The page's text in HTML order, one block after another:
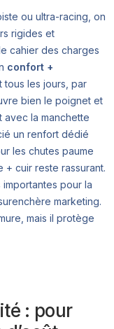
ou ultra-racing, on
rigides et
cahier des charges
confort +
tous les jours, par
bien le poignet et
avec la manchette
un renfort dédié
les chutes paume
+ cuir reste rassurant.
importantes pour la
marketing.
mais il protège
: pour